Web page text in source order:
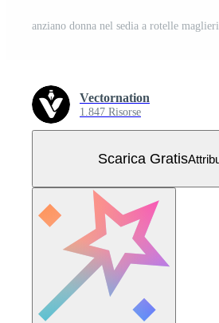
Vectornation
1.847 Risorse
Scarica Gratis